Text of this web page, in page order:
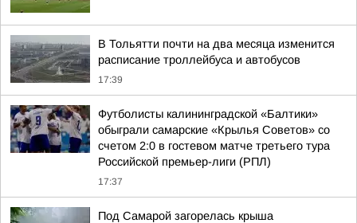
В Тольятти почти на два месяца изменится
расписание троллейбуса и автобусов
17:39
Футболисты калининградской «Балтики»
обыграли самарские «Крылья Советов» со
счетом 2:0 в гостевом матче третьего тура
Российской премьер-лиги (РПЛ)
17:37
Под Самарой загорелась крыша